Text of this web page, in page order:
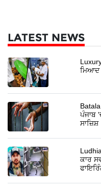
LATEST NEWS
ਮਿਆਦ
ਪੰਜਾਬ
ਸਾਜ਼ਿਸ਼
ਕਾਰ